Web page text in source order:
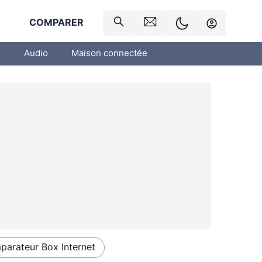
COMPARER
Audio Maison connectée
Box Internet